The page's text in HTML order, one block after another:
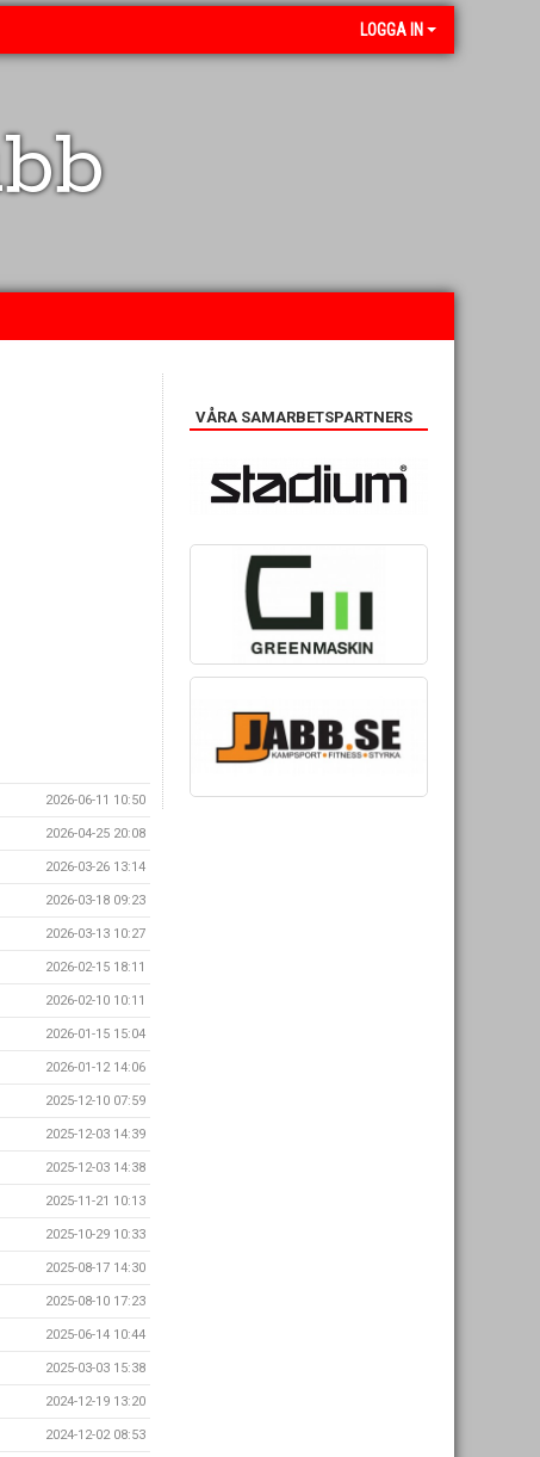
LOGGA IN
2026-06-11 10:50
2026-04-25 20:08
2026-03-26 13:14
2026-03-18 09:23
2026-03-13 10:27
2026-02-15 18:11
2026-02-10 10:11
2026-01-15 15:04
2026-01-12 14:06
2025-12-10 07:59
2025-12-03 14:39
2025-12-03 14:38
2025-11-21 10:13
2025-10-29 10:33
2025-08-17 14:30
2025-08-10 17:23
2025-06-14 10:44
2025-03-03 15:38
2024-12-19 13:20
2024-12-02 08:53
VÅRA SAMARBETSPARTNERS